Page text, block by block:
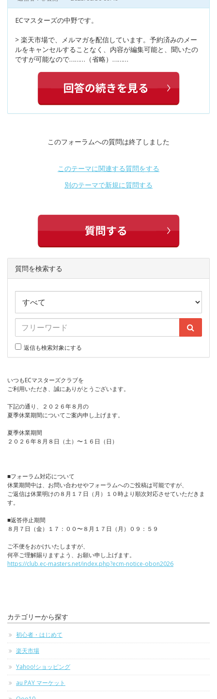
ECマスターズの中野です。
> 楽天市場で、メルマガを配信しています。予約済みのメー
ルをキャンセルすることなく、内容が編集可能と、聞いたの
ですが可能なので………（省略）………
このフォーラムへの質問は終了しました
このテーマに関連する質問をする
別のテーマで新規に質問する
質問を検索する
返信も検索対象にする
いつもECマスターズクラブを
ご利用いただき、誠にありがとうございます。
下記の通り、２０２６年８月の
夏季休業期間についてご案内申し上げます。
夏季休業期間
２０２６年８月８日（土）〜１６日（日）
■フォーラム対応について
休業期間中は、お問い合わせやフォーラムへのご投稿は可能ですが、
ご返信は休業明けの８月１７日（月）１０時より順次対応させていただきま
す。
■返答停止期間
８月７日（金）１７：００〜８月１７日（月）０９：５９
ご不便をおかけいたしますが、
何卒ご理解賜りますよう、お願い申し上げます。
https://club.ec-masters.net/index.php?ecm-notice-obon2026
カテゴリーから探す
初心者・はじめて
楽天市場
Yahoo!ショッピング
au PAY マーケット